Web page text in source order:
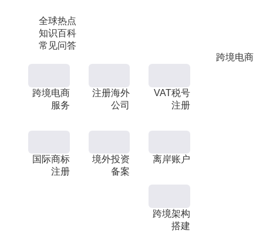
全球热点
知识百科
常见问答
跨境电商
跨境电商
服务
注册海外
公司
VAT税号
注册
国际商标
注册
境外投资
备案
离岸账户
跨境架构
搭建